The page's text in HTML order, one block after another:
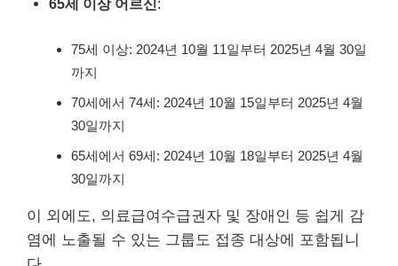
65세 이상 어르신:
75세 이상: 2024년 10월 11일부터 2025년 4월 30일
까지
70세에서 74세: 2024년 10월 15일부터 2025년 4월
30일까지
65세에서 69세: 2024년 10월 18일부터 2025년 4월
30일까지
이 외에도, 의료급여수급권자 및 장애인 등 쉽게 감
염에 노출될 수 있는 그룹도 접종 대상에 포함됩니